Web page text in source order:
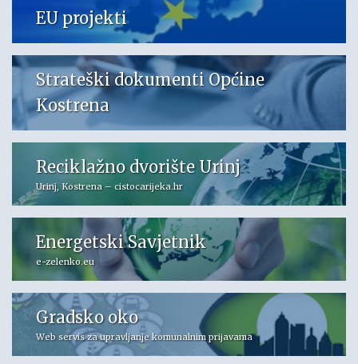
EU projekti
Strateški dokumenti Općine
Kostrena
Reciklažno dvorište Urinj
Urinj, Kostrena – cistocarijeka.hr
Energetski Savjetnik
e-zelenko.eu
Gradsko oko
Web servis za upravljanje komunalnim prijavama